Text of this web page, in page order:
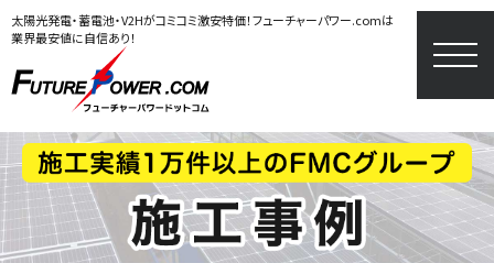
太陽光発電・蓄電池・V2Hがコミコミ激安特価！フューチャーパワー.comは
業界最安値に自信あり！